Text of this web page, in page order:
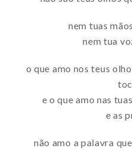
nem tuas
nem tua
o que amo nos teus
e o que amo nas
e as
não amo a palavra